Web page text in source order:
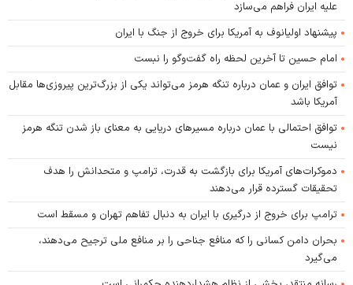
علیه ایران فراهم می‌سازد
پیشنهاد اولیانوف به آمریکا برای خروج از جنگ با ایران
امام حسین تا آخرین لحظه راه گفت‌و‌گو را نبست
توافق ایران و عمان درباره تنگه هرمز می‌تواند یکی از بزرگ‌ترین پیروزی‌ها مقابل
آمریکا باشد
توافق احتمالی با عمان درباره مسیر‌های دریایی به معنای باز شدن تنگه هرمز
نیست
دموکرات‌های آمریکا برای بازگشت به قدرت، ترامپ و متحدانش را هدف
تحقیقات گسترده قرار می‌دهند
ترامپ برای خروج از درگیری با ایران به دنبال تفاهم تهران و مسقط است
بحران دامن کسانی را که منافع جناحی را بر منافع ملی ترجیح می‌دهند،
می‌گیرد